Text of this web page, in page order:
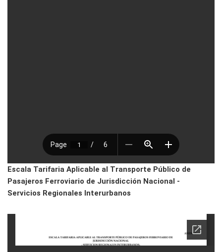
Escala Tarifaria Aplicable al Transporte Público de
Pasajeros Ferroviario de Jurisdicción Nacional -
Servicios Regionales Interurbanos